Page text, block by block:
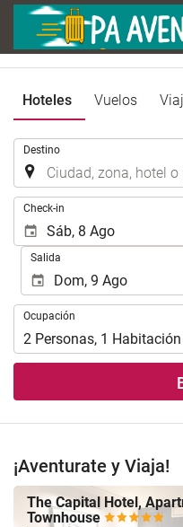
Hoteles Vuelos
Destino
Check-in
Salida
Ocupación
Ocupación
2 Personas, 1 Habitación
¡Aventurate y Viaja!
The Capital Hotel,
Townhouse